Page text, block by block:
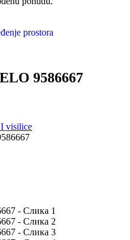
prostora
9586667
visilice